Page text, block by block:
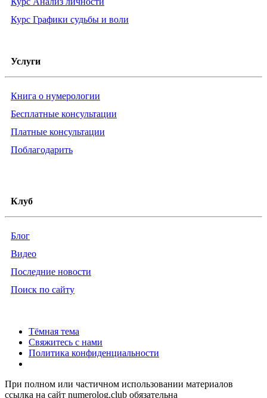
Курс Графики судьбы и воли
Услуги
Книга о нумерологии
Бесплатные консультации
Платные консультации
Поблагодарить
Клуб
Блог
Видео
Последние новости
Поиск по сайту
Тёмная тема
Свяжитесь с нами
Политика конфиденциальности
При полном или частичном использовании материалов
ссылка на сайт numerolog.club обязательна